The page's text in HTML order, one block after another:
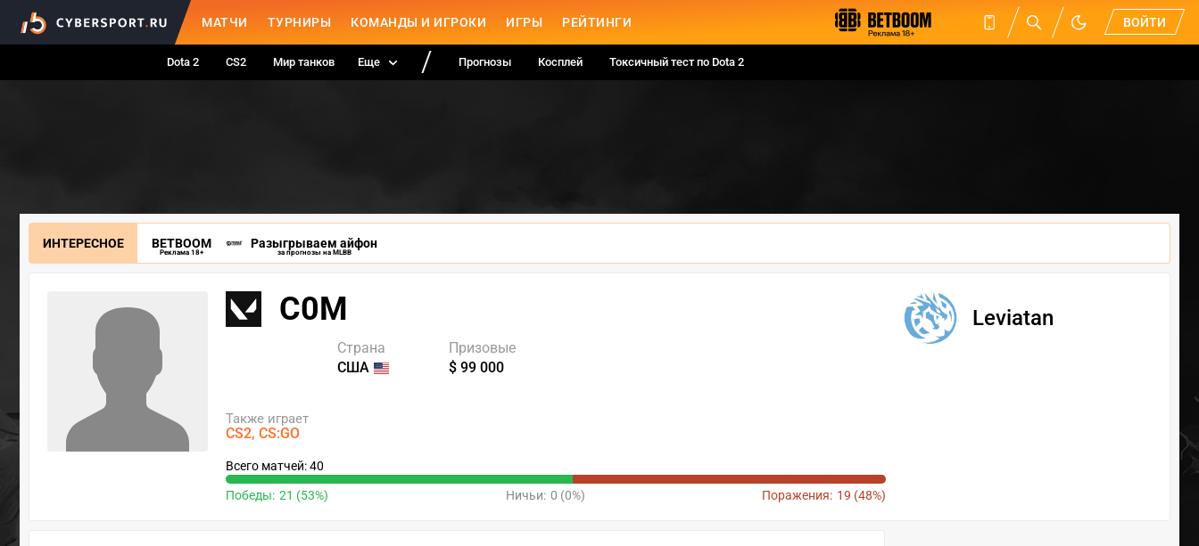
МАТЧИ ТУРНИРЫ КОМАНДЫ И ИГРОКИ ИГРЫ РЕЙТИНГИ ВОЙТИ
Dota 2 CS2 Мир танков Еще Прогнозы Косплей Токсичный тест по Dota 2
ИНТЕРЕСНОЕ BETBOOM
Реклама 18+
Разыгрываем айфон
за прогнозы на MLBB
C0M
Страна
США
Призовые
$ 99 000
Также играет
CS2 CS:GO
Всего матчей: 40
Победы: 21 (53%) Ничьи: 0 (0%) Поражения: 19 (48%)
Leviatan